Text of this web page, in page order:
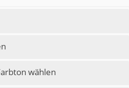
wählen